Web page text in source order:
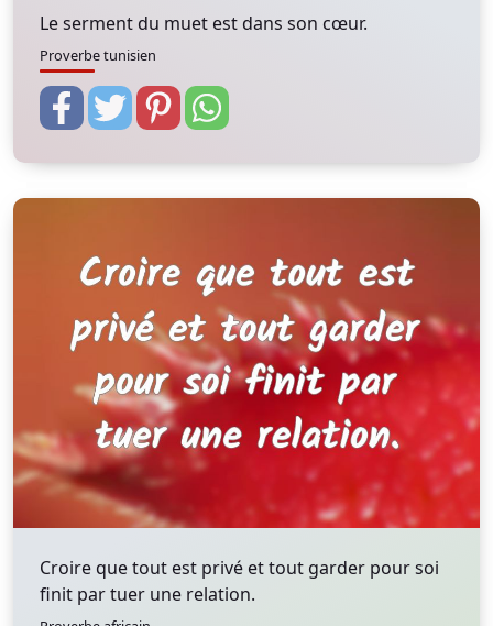
Le serment du muet est dans son cœur.
Proverbe tunisien
Croire que tout est privé et tout garder pour soi
finit par tuer une relation.